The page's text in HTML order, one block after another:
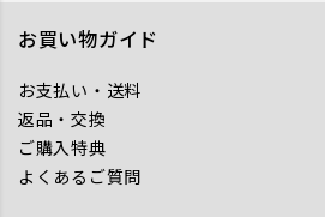
お買い物ガイド
お支払い・送料
返品・交換
ご購入特典
よくあるご質問